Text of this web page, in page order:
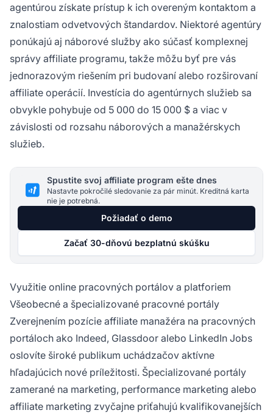
agentúrou získate prístup k ich overeným kontaktom a
znalostiam odvetvových štandardov. Niektoré agentúry
ponúkajú aj náborové služby ako súčasť komplexnej
správy affiliate programu, takže môžu byť pre vás
jednorazovým riešením pri budovaní alebo rozširovaní
affiliate operácií. Investícia do agentúrnych služieb sa
obvykle pohybuje od 5 000 do 15 000 $ a viac v
závislosti od rozsahu náborových a manažérskych
služieb.
Spustite svoj affiliate program ešte dnes
Nastavte pokročilé sledovanie za pár minút. Kreditná karta
nie je potrebná.
Požiadať o demo
Začať 30-dňovú bezplatnú skúšku
Využitie online pracovných portálov a platforiem
Všeobecné a špecializované pracovné portály
Zverejnením pozície affiliate manažéra na pracovných
portáloch ako Indeed, Glassdoor alebo LinkedIn Jobs
oslovíte široké publikum uchádzačov aktívne
hľadajúcich nové príležitosti. Špecializované portály
zamerané na marketing, performance marketing alebo
affiliate marketing zvyčajne priťahujú kvalifikovanejších